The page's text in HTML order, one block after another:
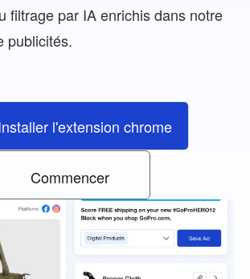
filtrage par IA enrichis dans notre
publicités.
l'extension chrome
Commencer